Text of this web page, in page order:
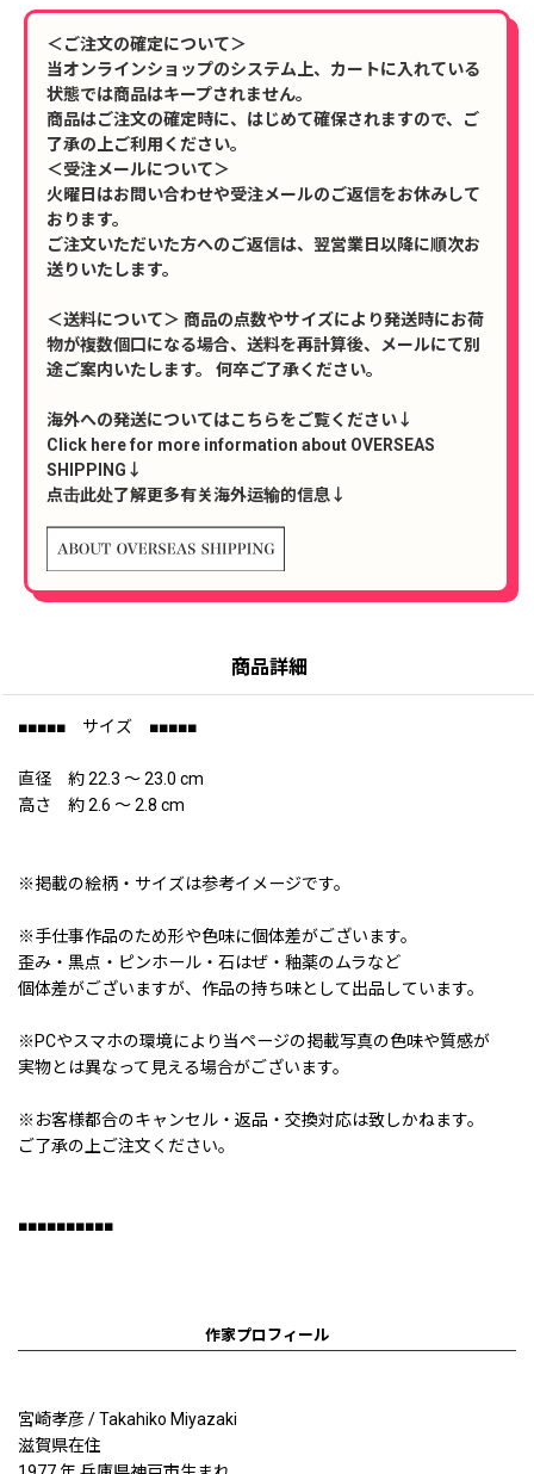
＜ご注文の確定について＞
当オンラインショップのシステム上、カートに入れている
状態では商品はキープされません。
商品はご注文の確定時に、はじめて確保されますので、ご
了承の上ご利用ください。
＜受注メールについて＞
火曜日はお問い合わせや受注メールのご返信をお休みして
おります。
ご注文いただいた方へのご返信は、翌営業日以降に順次お
送りいたします。
＜送料について＞ 商品の点数やサイズにより発送時にお荷
物が複数個口になる場合、送料を再計算後、メールにて別
途ご案内いたします。 何卒ご了承ください。
海外への発送についてはこちらをご覧ください↓
Click here for more information about OVERSEAS
SHIPPING↓
点击此处了解更多有关海外运输的信息↓
商品詳細
■■■■■ サイズ ■■■■■
直径 約 22.3 〜 23.0 cm
高さ 約 2.6 〜 2.8 cm
※掲載の絵柄・サイズは参考イメージです。
※手仕事作品のため形や色味に個体差がございます。
歪み・黒点・ピンホール・石はぜ・釉薬のムラなど
個体差がございますが、作品の持ち味として出品しています。
※PCやスマホの環境により当ページの掲載写真の色味や質感が
実物とは異なって見える場合がございます。
※お客様都合のキャンセル・返品・交換対応は致しかねます。
ご了承の上ご注文ください。
■■■■■■■■■■
作家プロフィール
宮崎孝彦 / Takahiko Miyazaki
滋賀県在住